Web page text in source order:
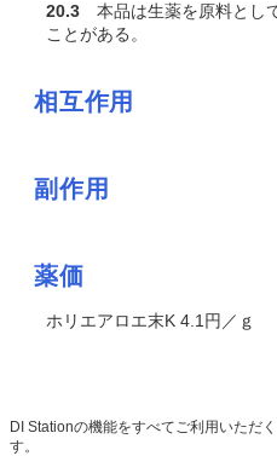
20.3 本品は生薬を原料とし
ことがある。
相互作用
副作用
薬価
ホリエアロエ末K 4.1円／ｇ
DI Stationの機能をすべてご利用いただく
す。